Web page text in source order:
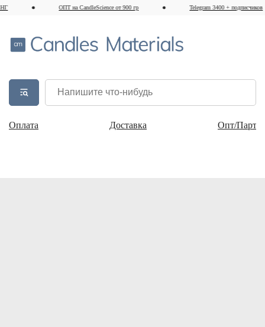
ОПТ на CandleScience от 900 гр Telegram 3400 + подписчиков
Оплата Доставка Опт/